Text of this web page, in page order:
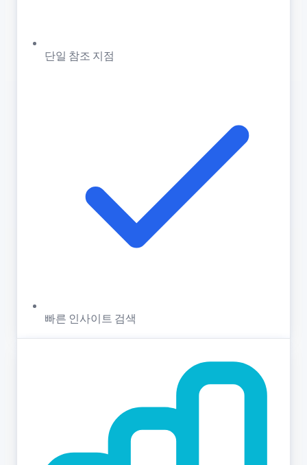
단일 참조 지점
빠른 인사이트 검색